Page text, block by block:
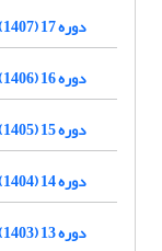
دوره 17 (1407)
دوره 16 (1406)
دوره 15 (1405)
دوره 14 (1404)
دوره 13 (1403)